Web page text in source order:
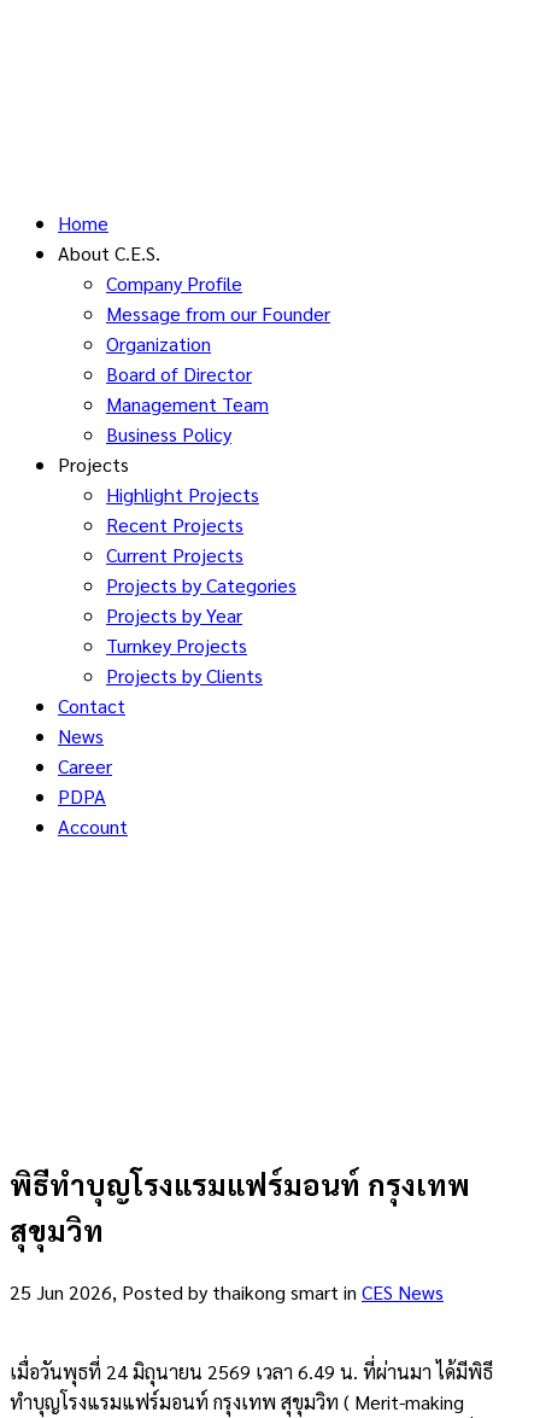
Home
About C.E.S.
Company Profile
Message from our Founder
Organization
Board of Director
Management Team
Business Policy
Projects
Highlight Projects
Recent Projects
Current Projects
Projects by Categories
Projects by Year
Turnkey Projects
Projects by Clients
Contact
News
Career
PDPA
Account
พิธีทำบุญโรงแรมแฟร์มอนท์ กรุงเทพ
สุขุมวิท
25 Jun 2026, Posted by thaikong smart in CES News
เมื่อวันพุธที่ 24 มิถุนายน 2569 เวลา 6.49 น. ที่ผ่านมา ได้มีพิธี
ทำบุญโรงแรมแฟร์มอนท์ กรุงเทพ สุขุมวิท ( Merit-making